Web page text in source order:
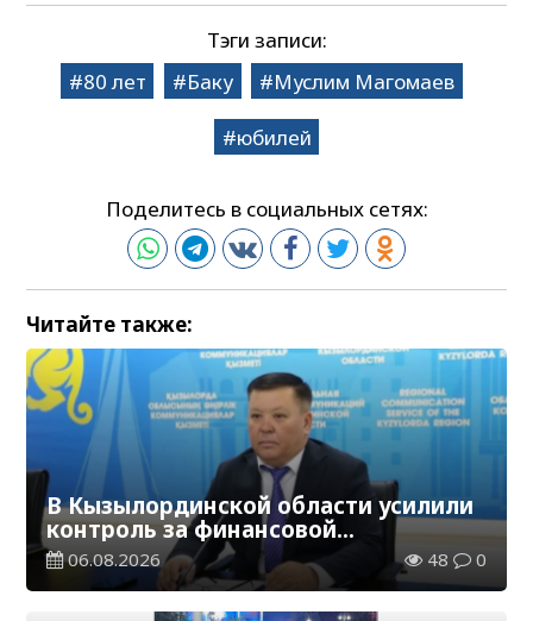
Тэги записи:
80 лет
Баку Муслим Магомаев
юбилей
Поделитесь в социальных сетях:
Читайте также:
В Кызылординской области усилили
контроль за финансовой
дисциплиной
06.08.2026 48 0